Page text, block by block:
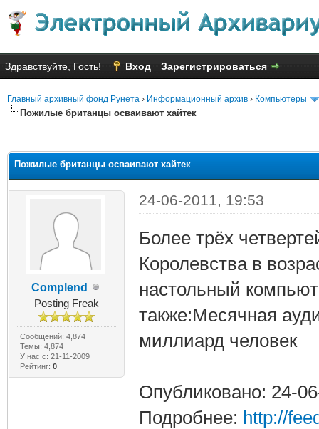
Здравствуйте, Гость! Вход Зарегистрироваться
Главный архивный фонд Рунета › Информационный архив › Компьютеры
Пожилые британцы осваивают хайтек
Пожилые британцы осваивают хайтек
Complend
Posting Freak
Сообщений: 4,874
Темы: 4,874
У нас с: 21-11-2009
Рейтинг: 0
24-06-2011, 19:53
Более трёх
Королевства в
настольный
также:Месячная
миллиард человек
Опубликовано: 24-
Подробнее: http://